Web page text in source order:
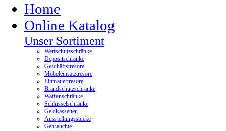
Home
Online Katalog
Unser Sortiment
Wertschutzschränke
Depositschränke
Geschäftstresore
Möbeleinsatztresore
Einmauertresore
Brandschutzschränke
Waffenschränke
Schlüsselschränke
Geldkassetten
Ausstellungsstücke
Gebrauchte